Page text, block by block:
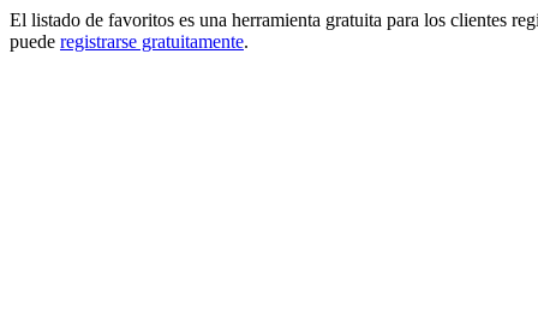
El listado de favoritos es una herramienta gratuita para los clientes
puede registrarse gratuitamente.